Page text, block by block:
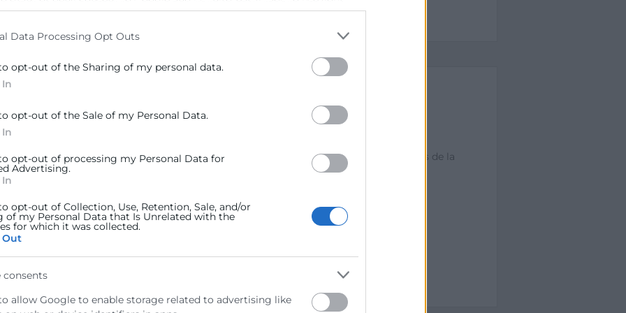
specified purposes in below Google consent section.
Data Processing Opt Outs
opt-out of the Sharing of my personal data.
opt-out of the Sale of my Personal Data.
opt-out of processing my Personal Data for
Advertising.
opt-out of Collection, Use, Retention, Sale, and/or
of my Personal Data that Is Unrelated with the
for which it was collected.
consents
allow Google to enable storage related to advertising like
Saber más
BOLSA DE EMPLEO Y TALENTO TIC
Conectando candidatos y empresas en el Sector de las Tecnologías de la
Soy empresa
Saber más